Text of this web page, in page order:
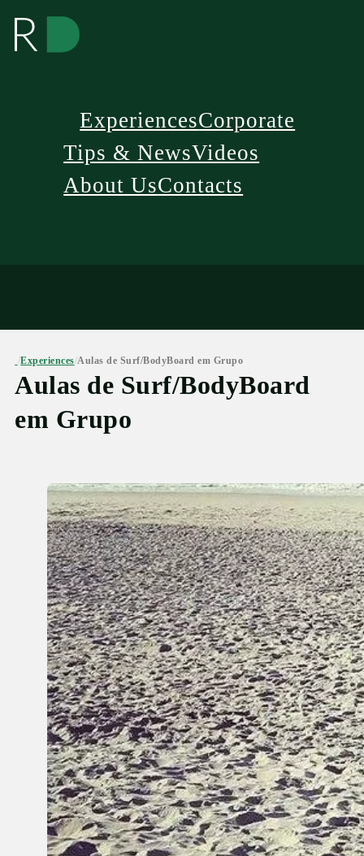
ExperiencesCorporate
Tips & NewsVideos
About UsContacts
/Experiences/Aulas de Surf/BodyBoard em Grupo
Aulas de Surf/BodyBoard
em Grupo